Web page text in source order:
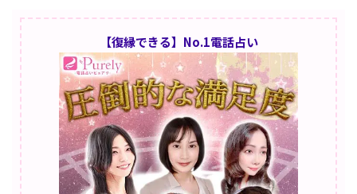
【復縁できる】No.1電話占い